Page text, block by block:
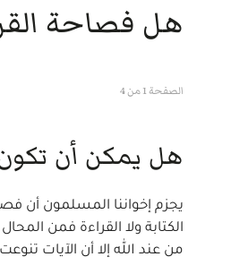
هل فصاحة
الصفحة 1 من 4
هل يمكن أن
يجزم إخواننا المسلمون أن
الكتابة ولا القراءة فمن
من عند الله إلا أن الآيات